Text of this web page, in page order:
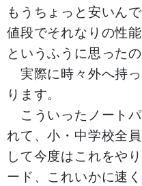
もうちょっと安いん
値段でそれなりの性
というふうに思った
実際に時々外へ持
ります。
こういったノート
れて、小・中学校全
して今度はこれをや
ード、これいかに速